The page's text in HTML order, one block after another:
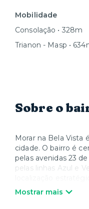
Mobilidade
Consolação • 328m
Trianon - Masp •
Sobre o
Morar na Bela Vista
cidade. O bairro é
pelas avenidas 23
pelas linhas Azul e
lazer – de parques
Mostrar mais